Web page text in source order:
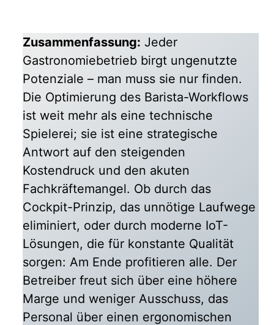
Zusammenfassung: Jeder
Gastronomiebetrieb birgt ungenutzte
Potenziale – man muss sie nur finden.
Die Optimierung des Barista-Workflows
ist weit mehr als eine technische
Spielerei; sie ist eine strategische
Antwort auf den steigenden
Kostendruck und den akuten
Fachkräftemangel. Ob durch das
Cockpit-Prinzip, das unnötige Laufwege
eliminiert, oder durch moderne IoT-
Lösungen, die für konstante Qualität
sorgen: Am Ende profitieren alle. Der
Betreiber freut sich über eine höhere
Marge und weniger Ausschuss, das
Personal über einen ergonomischen